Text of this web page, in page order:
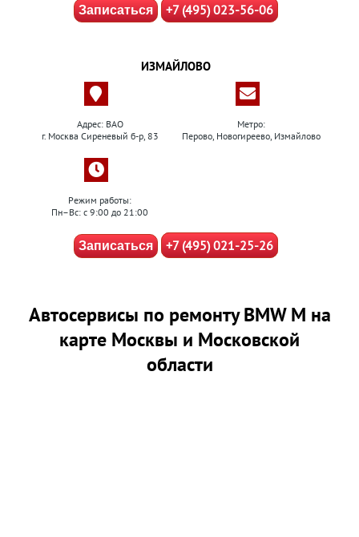
Записаться +7 (495) 023-56-06
ИЗМАЙЛОВО
Адрес: ВАО
г. Москва Сиреневый б-р, 83
Метро:
Перово, Новогиреево, Измайлово
Режим работы:
Пн–Вс: с 9:00 до 21:00
Записаться +7 (495) 021-25-26
Автосервисы по ремонту BMW M на
карте Москвы и Московской
области